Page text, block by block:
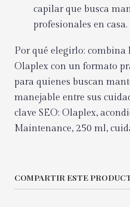
capilar que busca
profesionales en casa.
Por qué elegirlo:
Olaplex con un formato
para quienes buscan
manejable entre sus
clave SEO: Olaplex,
Maintenance, 250 ml,
COMPARTIR ESTE